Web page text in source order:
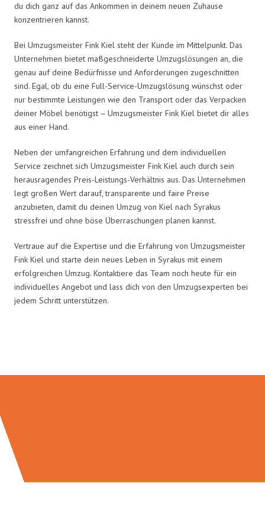
du dich ganz auf das Ankommen in deinem neuen Zuhause
konzentrieren kannst.
Bei Umzugsmeister Fink Kiel steht der Kunde im Mittelpunkt. Das
Unternehmen bietet maßgeschneiderte Umzugslösungen an, die
genau auf deine Bedürfnisse und Anforderungen zugeschnitten
sind. Egal, ob du eine Full-Service-Umzugslösung wünschst oder
nur bestimmte Leistungen wie den Transport oder das Verpacken
deiner Möbel benötigst – Umzugsmeister Fink Kiel bietet dir alles
aus einer Hand.
Neben der umfangreichen Erfahrung und dem individuellen
Service zeichnet sich Umzugsmeister Fink Kiel auch durch sein
herausragendes Preis-Leistungs-Verhältnis aus. Das Unternehmen
legt großen Wert darauf, transparente und faire Preise
anzubieten, damit du deinen Umzug von Kiel nach Syrakus
stressfrei und ohne böse Überraschungen planen kannst.
Vertraue auf die Expertise und die Erfahrung von Umzugsmeister
Fink Kiel und starte dein neues Leben in Syrakus mit einem
erfolgreichen Umzug. Kontaktiere das Team noch heute für ein
individuelles Angebot und lass dich von den Umzugsexperten bei
jedem Schritt unterstützen.